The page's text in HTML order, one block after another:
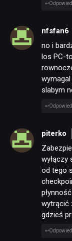
nfsfan6
no i
los PC-
slabym
piterko
wyłączy
od tego
wytrącić
gdzieś